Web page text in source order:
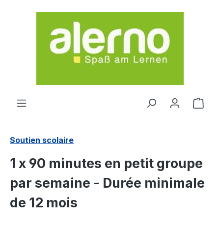
Passer au contenu principal
Le
Soutien scolaire
1 x 90 minutes en petit groupe
par semaine - Durée minimale
de 12 mois